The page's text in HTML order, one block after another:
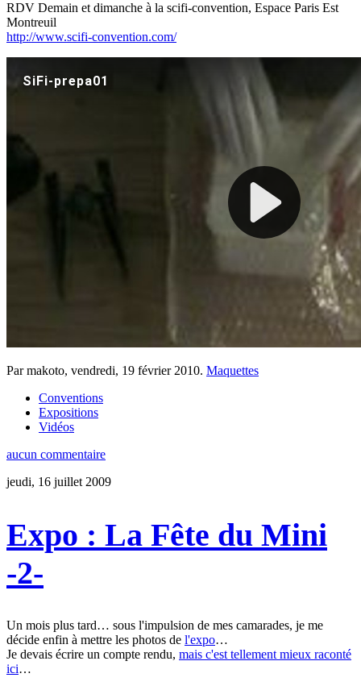
RDV Demain et dimanche à la scifi-convention, Espace Paris Est
Montreuil
http://www.scifi-convention.com/
Par makoto, vendredi, 19 février 2010. Maquettes
Conventions
Expositions
Vidéos
aucun commentaire
jeudi, 16 juillet 2009
Expo : La Fête du Mini
-2-
Un mois plus tard… sous l'impulsion de mes camarades, je me
décide enfin à mettre les photos de l'expo…
Je devais écrire un compte rendu, mais c'est tellement mieux raconté
ici…